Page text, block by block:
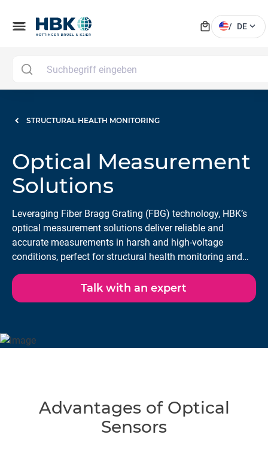
menu local_mall / DE expand_more
STRUCTURAL HEALTH MONITORING
Optical Measurement
Solutions
Leveraging Fiber Bragg Grating (FBG) technology, HBK’s
optical measurement solutions deliver reliable and
accurate measurements in harsh and high-voltage
conditions, perfect for structural health monitoring and
R&D applications.
Talk with an expert
Advantages of Optical
Sensors